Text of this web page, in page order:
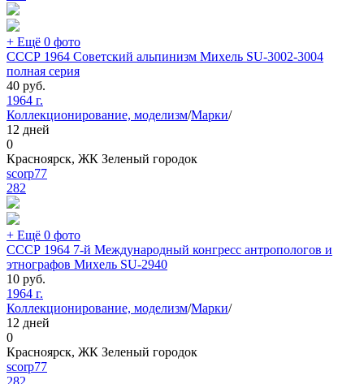
+ Ещё 0 фото
СССР 1964 Советский альпинизм Михель SU-3002-3004
полная серия
40 руб.
1964 г.
Коллекционирование, моделизм/Марки/
12 дней
0
Красноярск, ЖК Зеленый городок
scorp77
282
+ Ещё 0 фото
СССР 1964 7-й Международный конгресс антропологов и
этнографов Михель SU-2940
10 руб.
1964 г.
Коллекционирование, моделизм/Марки/
12 дней
0
Красноярск, ЖК Зеленый городок
scorp77
282